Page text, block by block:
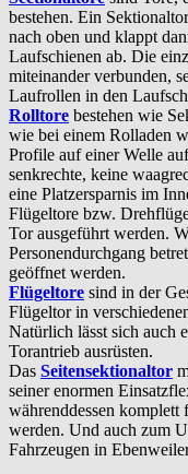
bestehen. Ein
nach oben und klappt
Laufschienen ab. Die
miteinander verbunden,
Laufrollen in den
Rolltore bestehen wie
wie bei einem Rolladen
Profile auf einer Welle
senkrechte, keine
eine Platzersparnis im
Flügeltore bzw.
Tor ausgeführt werden.
Personendurchgang
geöffnet werden.
Flügeltore sind in der
Flügeltor in
Natürlich lässt sich auch
Torantrieb ausrüsten.
Das Seitensektionaltor
seiner enormen
währenddessen komplett
werden. Und auch zum
Fahrzeugen in